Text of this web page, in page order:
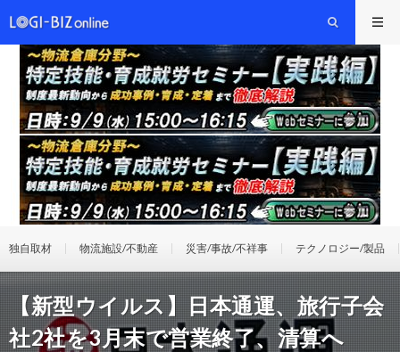
独自取材 物流施設/不動産 災害/事故/不祥事 テクノロジー/製品
【新型ウイルス】日本通運、旅行子会
社2社を3月末で営業終了、清算へ